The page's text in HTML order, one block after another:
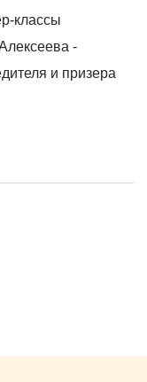
классы
-
и призера